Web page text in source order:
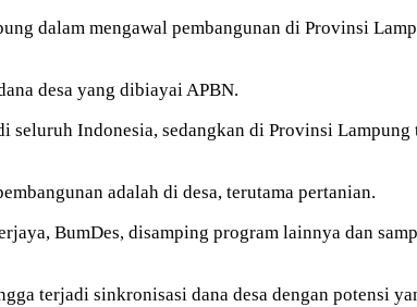
dalam mengawal pembangunan di Provinsi
desa yang dibiayai APBN.
Indonesia, sedangkan di Provinsi Lampung
adalah di desa, terutama pertanian.
BumDes, disamping program lainnya dan
terjadi sinkronisasi dana desa dengan potensi